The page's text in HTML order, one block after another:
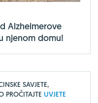
Alzheimerove
njenom domu!
SAVJETE,
PROČITAJTE UVJETE